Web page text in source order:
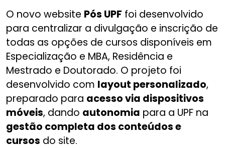
O novo website Pós UPF foi desenvolvido
para centralizar a divulgação e inscrição de
todas as opções de cursos disponíveis em
Especialização e MBA, Residência e
Mestrado e Doutorado. O projeto foi
desenvolvido com layout personalizado,
preparado para acesso via dispositivos
móveis, dando autonomia para a UPF na
gestão completa dos conteúdos e
cursos do site.